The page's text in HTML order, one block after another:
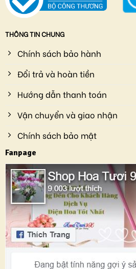
THÔNG TIN CHUNG
Chính sách bảo hành
Đổi trả và hoàn tiền
Hướng dẫn thanh toán
Vận chuyển và giao nhận
Chính sách bảo mật
Fanpage